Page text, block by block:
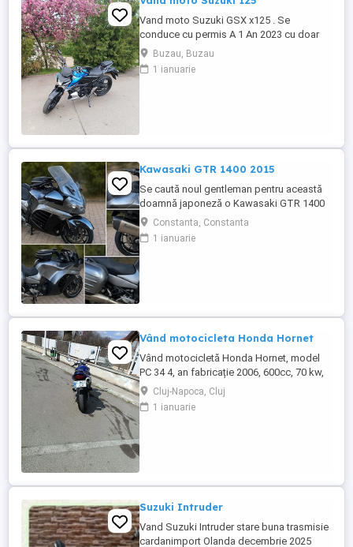
Vand moto Suzuki GSX x125 . Se
conduce cu permis A 1 An 2023 cu doar
5000km Stare impecabila , fara cazaturi
ITP valabil pana in noiembrie 2027 Revizii
si schimb de ulei in service autorizat
Buzau, Buzau
1 ianuarie
Kawasaki GTR 1400 2015
Se caută noul gentleman pentru această
doamnă japoneză o Kawasaki GTR 1400
care încă întoarce priviri și iubește
kilometrii. A fost răsfățată, întreținută la
timp și tratată cu respect. O dau doar
Constanta, Constanta
1 ianuarie
Vând motocicleta Honda Hornet
Vând motocicletă Honda Hornet, model
PC 34 4, an fabricație 2006, 600cc, 70 kw,
98 cp, inspecție tehnică valabilă până în
august 2027 . Preț 1900 euro
Cluj-Napoca, Cluj
1 ianuarie
Suzuki Intruder
Vand Suzuki Intruder stare buna trasmisie
cardanimport Olanda decembrie 2025